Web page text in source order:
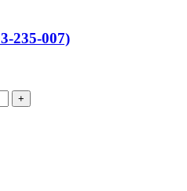
235-007)
+